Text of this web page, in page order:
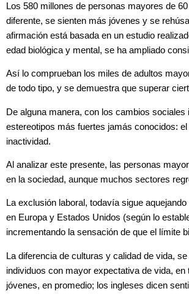
Los 580 millones de personas mayores de
diferente, se sienten más jóvenes y se
afirmación está basada en un estudio
edad biológica y mental, se ha ampliado
Así lo comprueban los miles de adultos
de todo tipo, y se demuestra que superar
De alguna manera, con los cambios
estereotipos más fuertes jamás conocidos:
inactividad.
Al analizar este presente, las personas
en la sociedad, aunque muchos sectores
La exclusión laboral, todavía sigue
en Europa y Estados Unidos (según lo
incrementando la sensación de que el límite
La diferencia de culturas y calidad de vida,
individuos con mayor expectativa de vida,
jóvenes, en promedio; los ingleses dicen